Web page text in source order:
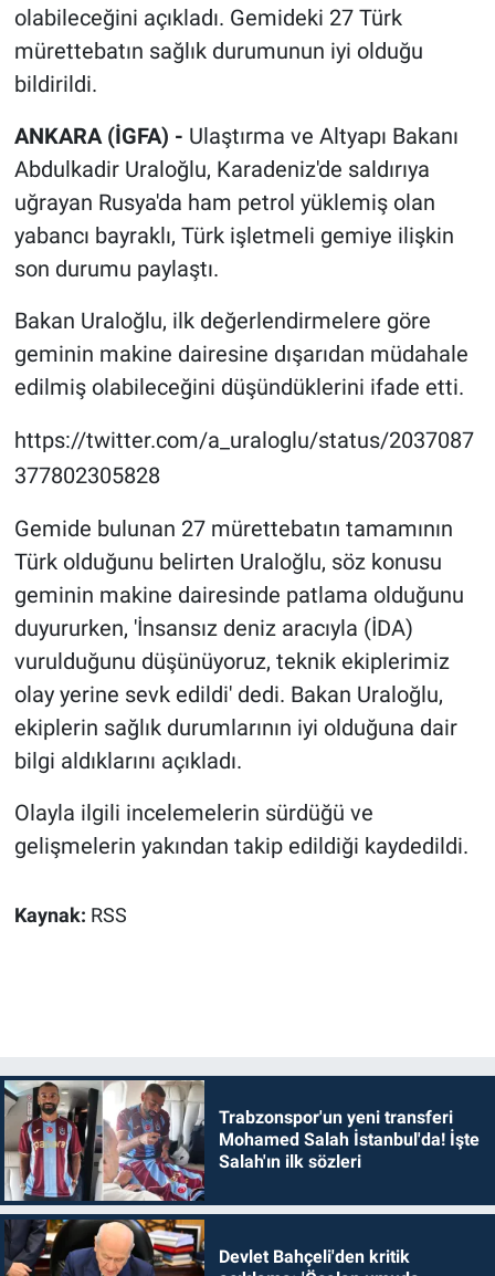
olabileceğini açıkladı. Gemideki 27 Türk
mürettebatın sağlık durumunun iyi olduğu
bildirildi.
ANKARA (İGFA) - Ulaştırma ve Altyapı Bakanı
Abdulkadir Uraloğlu, Karadeniz'de saldırıya
uğrayan Rusya'da ham petrol yüklemiş olan
yabancı bayraklı, Türk işletmeli gemiye ilişkin
son durumu paylaştı.
Bakan Uraloğlu, ilk değerlendirmelere göre
geminin makine dairesine dışarıdan müdahale
edilmiş olabileceğini düşündüklerini ifade etti.
https://twitter.com/a_uraloglu/status/2037087
377802305828
Gemide bulunan 27 mürettebatın tamamının
Türk olduğunu belirten Uraloğlu, söz konusu
geminin makine dairesinde patlama olduğunu
duyururken, 'İnsansız deniz aracıyla (İDA)
vurulduğunu düşünüyoruz, teknik ekiplerimiz
olay yerine sevk edildi' dedi. Bakan Uraloğlu,
ekiplerin sağlık durumlarının iyi olduğuna dair
bilgi aldıklarını açıkladı.
Olayla ilgili incelemelerin sürdüğü ve
gelişmelerin yakından takip edildiği kaydedildi.
Kaynak: RSS
Trabzonspor'un yeni transferi
Mohamed Salah İstanbul'da! İşte
Salah'ın ilk sözleri
Devlet Bahçeli'den kritik